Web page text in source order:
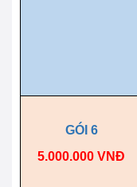
GÓI 6
5.000.000 VNĐ